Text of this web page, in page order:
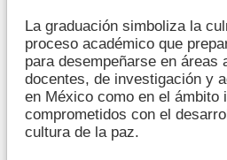
La graduación simboliza la
proceso académico que
para desempeñarse en áreas
docentes, de investigación y
en México como en el ámbito
comprometidos con el
cultura de la paz.